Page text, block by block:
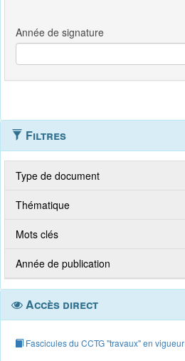
Filtres
Type de document
Thématique
Mots clés
Année de publication
Accès direct
Fascicules du CCTG "travaux" en vigueur